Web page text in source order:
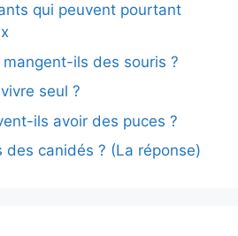
qui peuvent pourtant
ils des souris ?
seul ?
ils avoir des puces ?
des canidés ? (La réponse)